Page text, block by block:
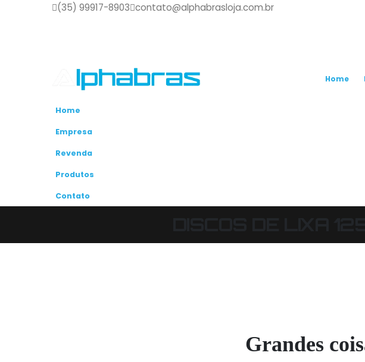
(35) 99917-8903 contato@alphabrasloja.com.br
Home
Home
Empresa
Revenda
Produtos
Contato
Grandes